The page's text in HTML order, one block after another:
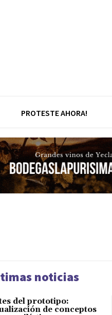
PROTESTE AHORA!
noticias
del prototipo:
de conceptos